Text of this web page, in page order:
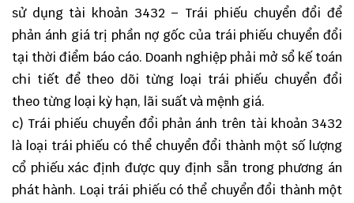
sử dụng tài khoản 3432 – Trái phiếu chuyển đổi để
phản ánh giá trị phần nợ gốc của trái phiếu chuyển đổi
tại thời điểm báo cáo. Doanh nghiệp phải mở sổ kế toán
chi tiết để theo dõi từng loại trái phiếu chuyển đổi
theo từng loại kỳ hạn, lãi suất và mệnh giá.
c) Trái phiếu chuyển đổi phản ánh trên tài khoản 3432
là loại trái phiếu có thể chuyển đổi thành một số lượng
cổ phiếu xác định được quy định sẵn trong phương án
phát hành. Loại trái phiếu có thể chuyển đổi thành một